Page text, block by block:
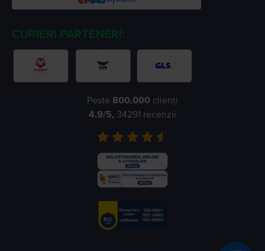
CURIERI PARTENERI:
Peste 800.000 clienți
4.9/5, 34291 recenzii